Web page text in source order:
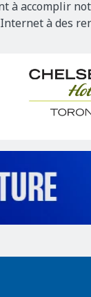
à accomplir
à des